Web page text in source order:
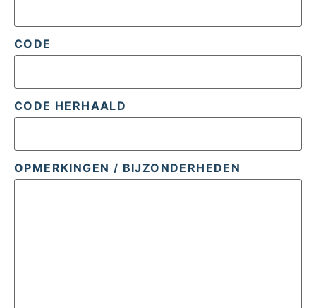
CODE
CODE HERHAALD
OPMERKINGEN / BIJZONDERHEDEN